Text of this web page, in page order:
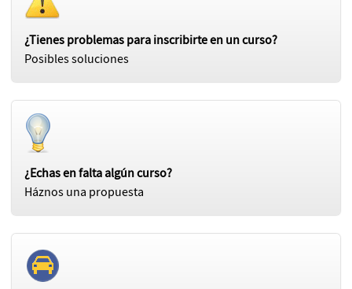
¿Tienes problemas para inscribirte en un curso?
Posibles soluciones
¿Echas en falta algún curso?
Háznos una propuesta